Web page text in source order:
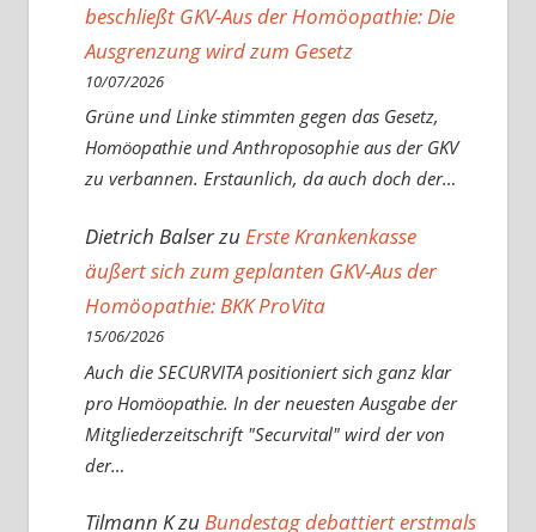
beschließt GKV-Aus der Homöopathie: Die
Ausgrenzung wird zum Gesetz
10/07/2026
Grüne und Linke stimmten gegen das Gesetz,
Homöopathie und Anthroposophie aus der GKV
zu verbannen. Erstaunlich, da auch doch der…
Dietrich BalserzuErste Krankenkasse
äußert sich zum geplanten GKV-Aus der
Homöopathie: BKK ProVita
15/06/2026
Auch die SECURVITA positioniert sich ganz klar
pro Homöopathie. In der neuesten Ausgabe der
Mitgliederzeitschrift "Securvital" wird der von
der…
Tilmann KzuBundestag debattiert erstmals